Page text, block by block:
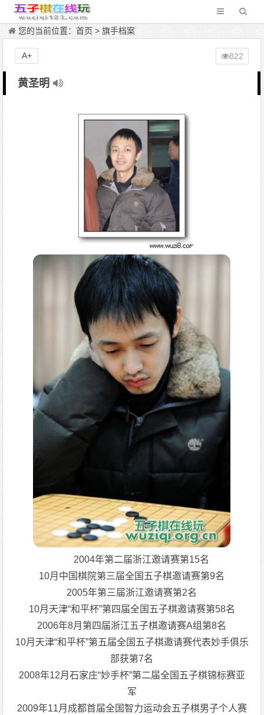
您的当前位置：首页 >旗手档案
黄圣明
2004年第二届浙江邀请赛第15名
10月中国棋院第三届全国五子棋邀请赛第9名
2005年第三届浙江邀请赛第2名
10月天津“和平杯”第四届全国五子棋邀请赛第58名
2006年8月第四届浙江五子棋邀请赛A组第8名
10月天津“和平杯”第五届全国五子棋邀请赛代表妙手俱乐
部获第7名
2008年12月石家庄“妙手杯”第二届全国五子棋锦标赛亚
军
2009年11月成都首届全国智力运动会五子棋男子个人赛
822
A+